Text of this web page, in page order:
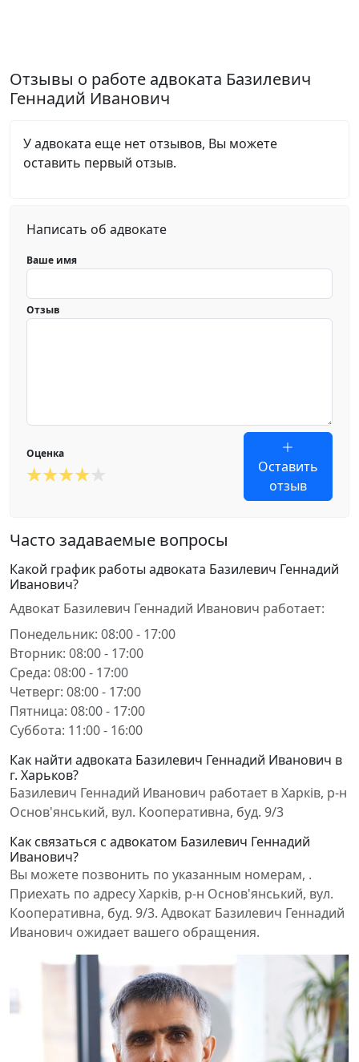
Отзывы о работе адвоката Базилевич
Геннадий Иванович
У адвоката еще нет отзывов, Вы можете
оставить первый отзыв.
Написать об адвокате
Ваше имя
Отзыв
Оценка
Оставить
отзыв
Часто задаваемые вопросы
Какой график работы адвоката Базилевич Геннадий
Иванович?
Адвокат Базилевич Геннадий Иванович работает:
Понедельник: 08:00 - 17:00
Вторник: 08:00 - 17:00
Среда: 08:00 - 17:00
Четверг: 08:00 - 17:00
Пятница: 08:00 - 17:00
Суббота: 11:00 - 16:00
Как найти адвоката Базилевич Геннадий Иванович в
г. Харьков?
Базилевич Геннадий Иванович работает в Харків, р-н
Основ'янський, вул. Кооперативна, буд. 9/3
Как связаться с адвокатом Базилевич Геннадий
Иванович?
Вы можете позвонить по указанным номерам, .
Приехать по адресу Харків, р-н Основ'янський, вул.
Кооперативна, буд. 9/3. Адвокат Базилевич Геннадий
Иванович ожидает вашего обращения.